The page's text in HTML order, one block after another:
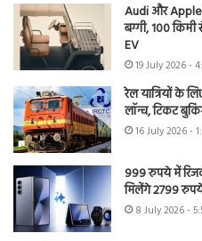
Audi और Apple
बग्गी, 100
EV
19 July 2026 -
रेल यात्रियों के
लॉन्च, टिकट
16 July 2026 -
999 रुपये में
मिलेंगे 2799
8 July 2026 -